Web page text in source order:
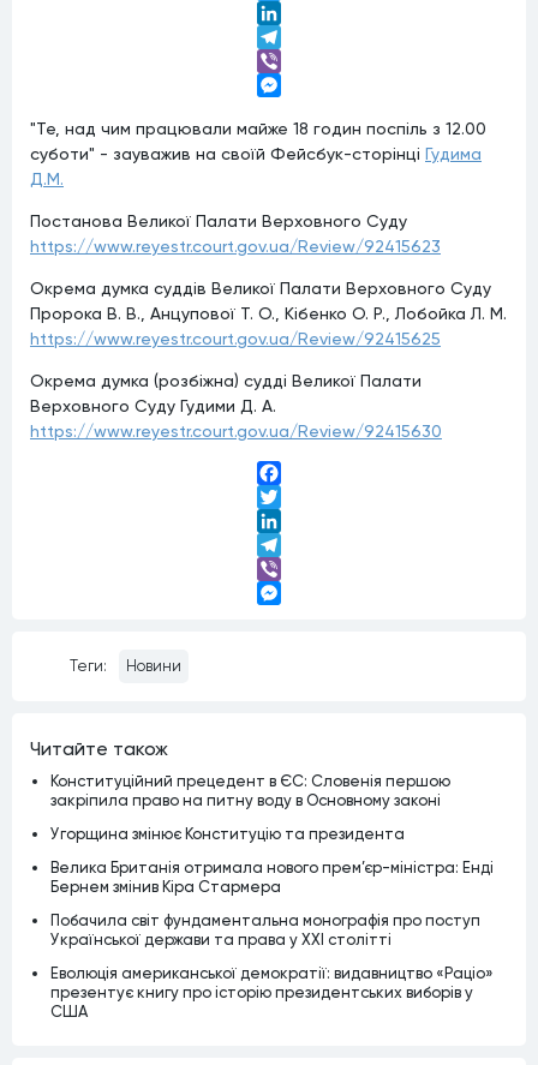
Twitter
LinkedIn
Telegram
Viber
"Те, над чим працювали майже 18 годин поспіль з 12.00
суботи" - зауважив на своїй Фейсбук-сторінці Гудима
Д.М.
Постанова Великої Палати Верховного Суду
https://www.reyestr.court.gov.ua/Review/92415623
Окрема думка суддів Великої Палати Верховного Суду
Пророка В. В., Анцупової Т. О., Кібенко О. Р., Лобойка Л. М.
https://www.reyestr.court.gov.ua/Review/92415625
Окрема думка (розбіжна) судді Великої Палати
Верховного Суду Гудими Д. А.
https://www.reyestr.court.gov.ua/Review/92415630
Facebook
Twitter
LinkedIn
Telegram
Viber
Теги: Новини
Читайте також
Конституційний прецедент в ЄС: Словенія першою
закріпила право на питну воду в Основному законі
Угорщина змінює Конституцію та президента
Велика Британія отримала нового прем’єр-міністра: Енді
Бернем змінив Кіра Стармера
Побачила світ фундаментальна монографія про поступ
Української держави та права у XXI столітті
Еволюція американської демократії: видавництво «Раціо»
презентує книгу про історію президентських виборів у
США